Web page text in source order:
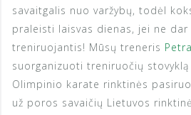
savaitgalis nuo varžybų, todėl
praleisti laisvas dienas, jei ne dar
treniruojantis! Mūsų treneris
suorganizuoti treniruočių
Olimpinio karate rinktinės
už poros savaičių Lietuvos